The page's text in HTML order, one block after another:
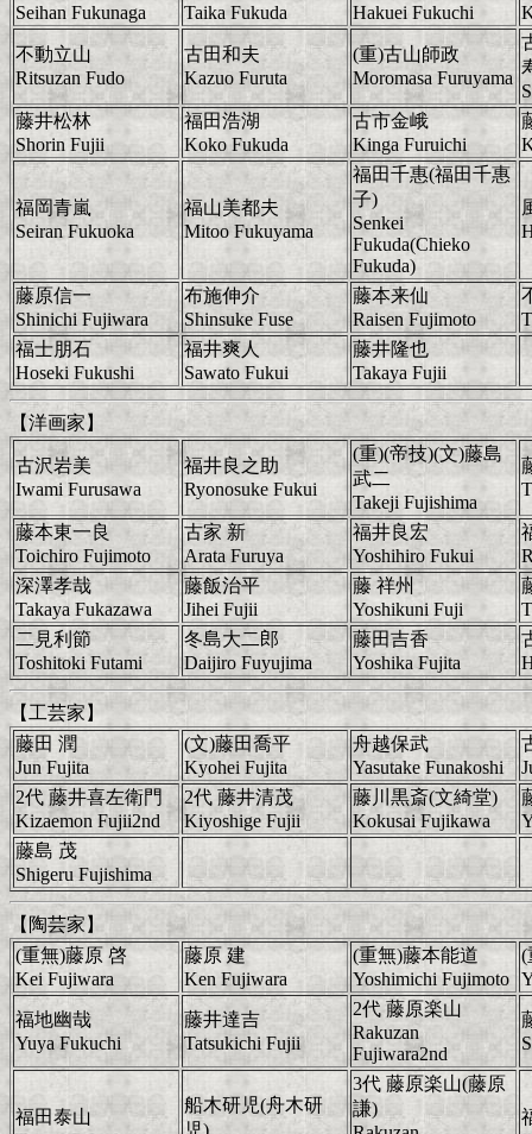
Seihan Fukunaga
Taika Fukuda
Hakuei Fukuchi
不動立山
Ritsuzan Fudo
古田和夫
Kazuo Furuta
(重)古山師政
Moromasa Furuyama
藤井松林
Shorin Fujii
福田浩湖
Koko Fukuda
古市金峨
Kinga Furuichi
福岡青嵐
Seiran Fukuoka
福山美都夫
Mitoo Fukuyama
福田千惠(福田千惠
子)
Senkei
Fukuda(Chieko
Fukuda)
藤原信一
Shinichi Fujiwara
布施伸介
Shinsuke Fuse
藤本来仙
Raisen Fujimoto
福士朋石
Hoseki Fukushi
福井爽人
Sawato Fukui
藤井隆也
Takaya Fujii
【洋画家】
古沢岩美
Iwami Furusawa
福井良之助
Ryonosuke Fukui
(重)(帝技)(文)藤島
武二
Takeji Fujishima
藤本東一良
Toichiro Fujimoto
古家 新
Arata Furuya
福井良宏
Yoshihiro Fukui
深澤孝哉
Takaya Fukazawa
藤飯治平
Jihei Fujii
藤 祥州
Yoshikuni Fuji
二見利節
Toshitoki Futami
冬島大二郎
Daijiro Fuyujima
藤田吉香
Yoshika Fujita
【工芸家】
藤田 潤
Jun Fujita
(文)藤田喬平
Kyohei Fujita
舟越保武
Yasutake Funakoshi
2代 藤井喜左衛門
Kizaemon Fujii2nd
2代 藤井清茂
Kiyoshige Fujii
藤川黒斎(文綺堂)
Kokusai Fujikawa
藤島 茂
Shigeru Fujishima
【陶芸家】
(重無)藤原 啓
Kei Fujiwara
藤原 建
Ken Fujiwara
(重無)藤本能道
Yoshimichi Fujimoto
(
福地幽哉
Yuya Fukuchi
藤井達吉
Tatsukichi Fujii
2代 藤原楽山
Rakuzan
Fujiwara2nd
福田泰山
船木研児(舟木研
児)
3代 藤原楽山(藤原
謙)